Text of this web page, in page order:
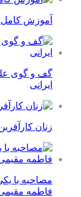
آموزش
گف و گوی
ایرانی
زنان
مصاحبه با
فاطمه